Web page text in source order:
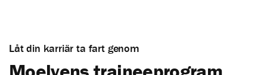
Låt din karriär ta fart genom